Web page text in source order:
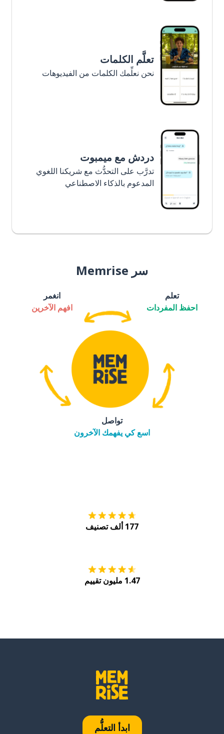
تعلَّم الكلمات
نحن نعلِّمك الكلمات من الفيديوهات
دردش مع ميمبوت
تدرَّب على التحدُّث مع شريكنا اللغوي
المدعوم بالذكاء الاصطناعي
سر Memrise
تعلم
احفظ المفردات
انغمر
افهم الآخرين
تواصل
اسع كي يفهمك الآخرون
177 ألف تصنيف
1.47 مليون تقييم
ابدأ التعلُّم